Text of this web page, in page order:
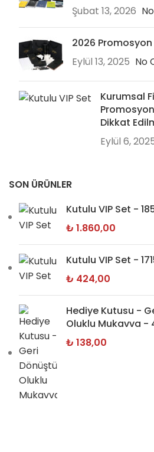
Şubat 13, 2026
2026
Eylül 13, 2025 No
Kurumsal
Dikkat
Eylül 6,
SON ÜRÜNLER
Kutulu VIP Set -
₺ 1.860,00
Kutulu VIP Set -
₺ 424,00
Hediye Kutusu -
Oluklu Mukavva -
₺ 138,00